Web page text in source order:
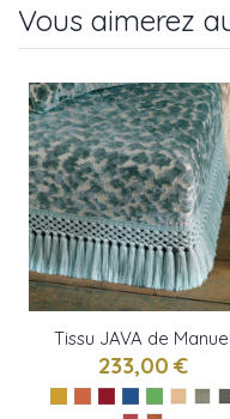
Vous aimerez
Tissu JAVA de Manuel
Canovas
233,00 €